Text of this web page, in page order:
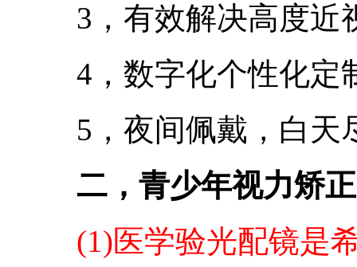
3，有效解决高度近
4，数字化个性化定制
5，夜间佩戴，白天
二，青少年视力矫
(1)医学验光配镜是